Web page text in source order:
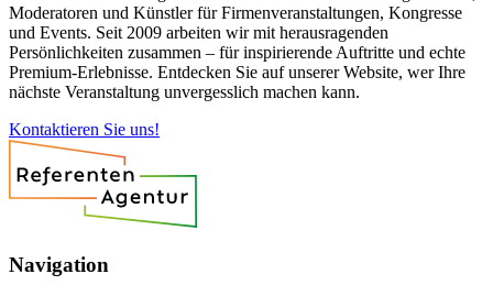
Moderatoren und Künstler für Firmenveranstaltungen, Kongresse
und Events. Seit 2009 arbeiten wir mit herausragenden
Persönlichkeiten zusammen – für inspirierende Auftritte und echte
Premium-Erlebnisse. Entdecken Sie auf unserer Website, wer Ihre
nächste Veranstaltung unvergesslich machen kann.
Kontaktieren Sie uns!
Navigation